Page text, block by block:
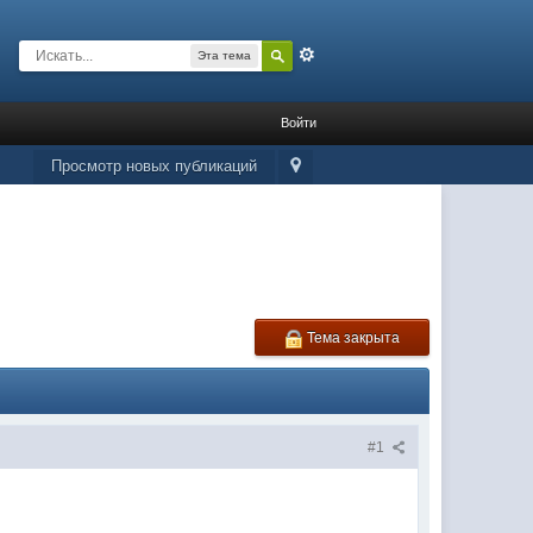
Эта тема
Войти
Просмотр новых публикаций
Тема закрыта
#1